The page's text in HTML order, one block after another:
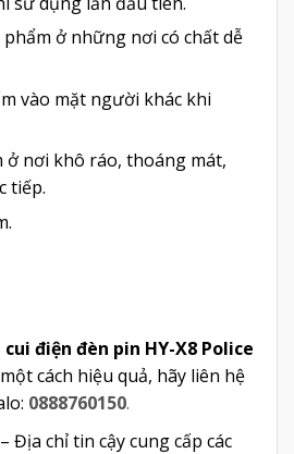
ở những nơi có chất dễ
vào mặt người khác khi
ở nơi khô ráo, thoáng mát,
tiếp.
cui điện đèn pin HY-X8 Police
cách hiệu quả, hãy liên hệ
0888760150.
– Địa chỉ tin cậy cung cấp các